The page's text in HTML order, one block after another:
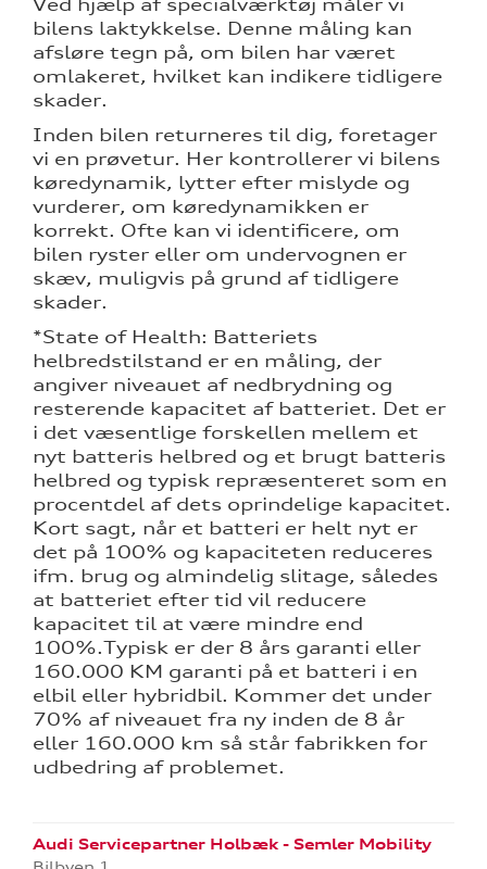
Ved hjælp af specialværktøj måler vi
bilens laktykkelse. Denne måling kan
afsløre tegn på, om bilen har været
omlakeret, hvilket kan indikere tidligere
skader.
Inden bilen returneres til dig, foretager
vi en prøvetur. Her kontrollerer vi bilens
køredynamik, lytter efter mislyde og
vurderer, om køredynamikken er
korrekt. Ofte kan vi identificere, om
bilen ryster eller om undervognen er
skæv, muligvis på grund af tidligere
skader.
*State of Health: Batteriets
helbredstilstand er en måling, der
angiver niveauet af nedbrydning og
resterende kapacitet af batteriet. Det er
i det væsentlige forskellen mellem et
nyt batteris helbred og et brugt batteris
helbred og typisk repræsenteret som en
procentdel af dets oprindelige kapacitet.
Kort sagt, når et batteri er helt nyt er
det på 100% og kapaciteten reduceres
ifm. brug og almindelig slitage, således
at batteriet efter tid vil reducere
kapacitet til at være mindre end
100%.Typisk er der 8 års garanti eller
160.000 KM garanti på et batteri i en
elbil eller hybridbil. Kommer det under
70% af niveauet fra ny inden de 8 år
eller 160.000 km så står fabrikken for
udbedring af problemet.
Audi Servicepartner Holbæk - Semler Mobility